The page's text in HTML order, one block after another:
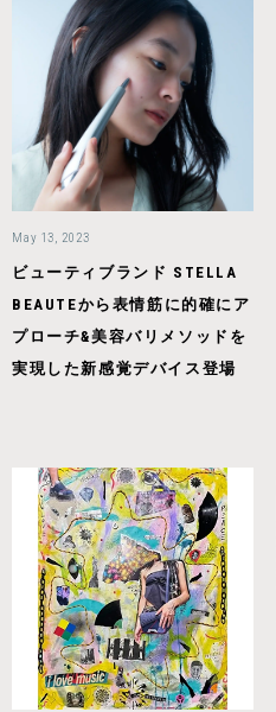
May 13, 2023
ビューティブランド STELLA
BEAUTEから表情筋に的確にア
プローチ&美容バリメソッドを
実現した新感覚デバイス登場